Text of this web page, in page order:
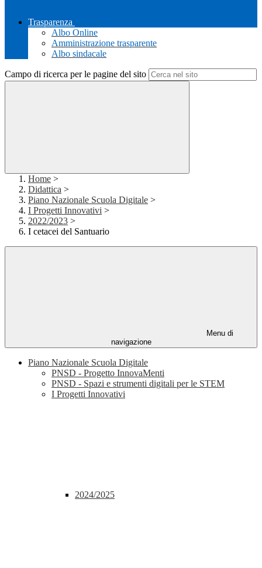
Trasparenza
Albo Online
Amministrazione trasparente
Albo sindacale
Campo di ricerca per le pagine del sito
Home >
Didattica >
Piano Nazionale Scuola Digitale >
I Progetti Innovativi >
2022/2023 >
I cetacei del Santuario
Menu di
navigazione
Piano Nazionale Scuola Digitale
PNSD - Progetto InnovaMenti
PNSD - Spazi e strumenti digitali per le STEM
I Progetti Innovativi
2024/2025